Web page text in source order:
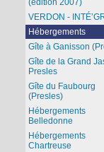
(édition 2007)
VERDON -
Hébergements
Gîte à Ganisson
Gîte de la Grand
Presles
Gîte du Faubourg
(Presles)
Hébergements
Belledonne
Hébergements
Chartreuse